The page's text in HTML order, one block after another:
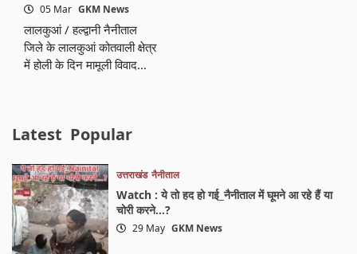
05 Mar GKM News
लालकुआं / हल्द्वानी नैनीताल
जिले के लालकुआं कोतवाली क्षेत्र
में होली के दिन मामूली विवाद…
Latest Popular
उत्तराखंड नैनीताल
Watch : ये तो हद हो गई_नैनीताल में घूमने आ रहे हैं या
चोरी करने…?
29 May GKM News